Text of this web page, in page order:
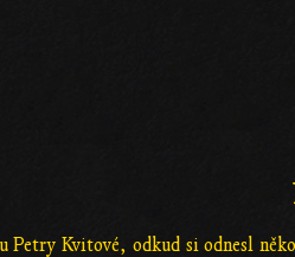
Kvitové, odkud si odnesl